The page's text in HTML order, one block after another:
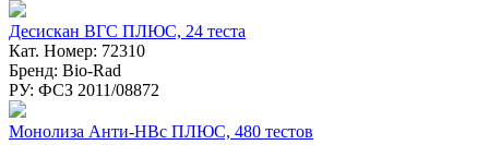
Десискан ВГC ПЛЮС, 24 теста
Кат. Номер: 72310
Бренд: Bio-Rad
РУ: ФСЗ 2011/08872
Монолиза Анти-HBc ПЛЮС, 480 тестов